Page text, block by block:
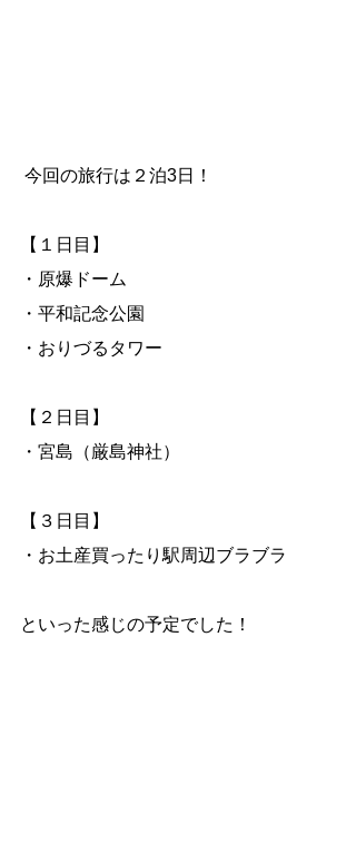
今回の旅行は２泊3日！
【１日目】
・原爆ドーム
・平和記念公園
・おりづるタワー
【２日目】
・宮島（厳島神社）
【３日目】
・お土産買ったり駅周辺ブラブラ
といった感じの予定でした！